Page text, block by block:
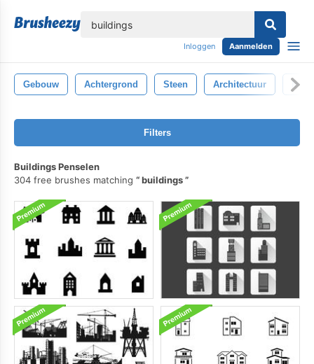
Inloggen Aanmelden
Gebouw Achtergrond Steen Architectuur Muur
Filters
Buildings Penselen
304 free brushes matching
buildings